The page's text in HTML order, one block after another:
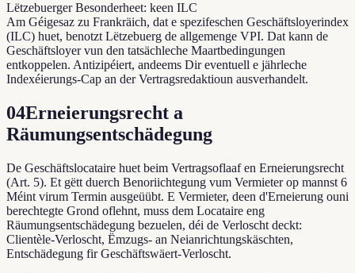
Lëtzebuerger Besonderheet: keen ILC
Am Géigesaz zu Frankräich, dat e spezifeschen Geschäftsloyerindex
(ILC) huet, benotzt Lëtzebuerg de allgemenge VPI. Dat kann de
Geschäftsloyer vun den tatsächleche Maartbedingungen
entkoppelen. Antizipéiert, andeems Dir eventuell e jährleche
Indexéierungs-Cap an der Vertragsredaktioun ausverhandelt.
04Erneierungsrecht a
Räumungsentschädegung
De Geschäftslocataire huet beim Vertragsoflaaf en Erneierungsrecht
(Art. 5). Et gëtt duerch Benoriichtegung vum Vermieter op mannst 6
Méint virum Termin ausgeüübt. E Vermieter, deen d'Erneierung ouni
berechtegte Grond oflehnt, muss dem Locataire eng
Räumungsentschädegung bezuelen, déi de Verloscht deckt:
Clientèle-Verloscht, Ëmzugs- an Neianrichtungskäschten,
Entschädegung fir Geschäftswäert-Verloscht.